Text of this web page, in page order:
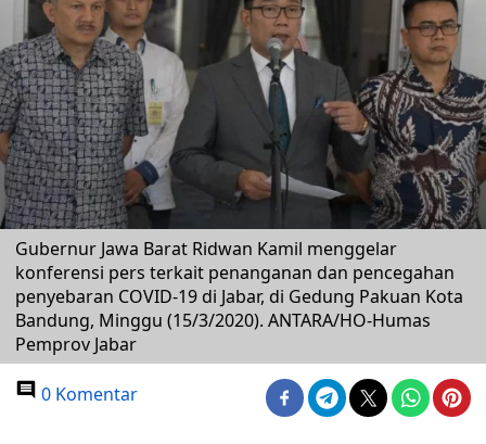
Gubernur Jawa Barat Ridwan Kamil menggelar
konferensi pers terkait penanganan dan pencegahan
penyebaran COVID-19 di Jabar, di Gedung Pakuan Kota
Bandung, Minggu (15/3/2020). ANTARA/HO-Humas
Pemprov Jabar
0 Komentar